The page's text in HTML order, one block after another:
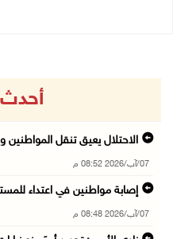
أحدث
الاحتلال يعيق تنقل
07/آب/2026 08:52 م
إصابة مواطنين في اعتداء
07/آب/2026 08:48 م